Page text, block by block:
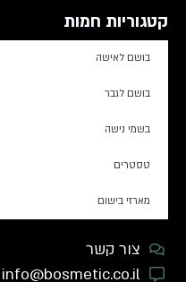
קטגוריות חמות
בושם לאישה
בושם לגבר
בשמי נישה
טסטרים
מארזי בישום
צור קשר
info@bosmetic.co.il